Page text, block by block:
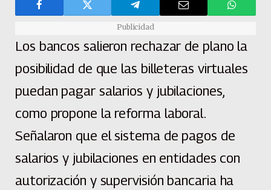
Publicidad
Los bancos salieron rechazar de plano la
posibilidad de que las billeteras virtuales
puedan pagar salarios y jubilaciones,
como propone la reforma laboral.
Señalaron que el sistema de pagos de
salarios y jubilaciones en entidades con
autorización y supervisión bancaria ha